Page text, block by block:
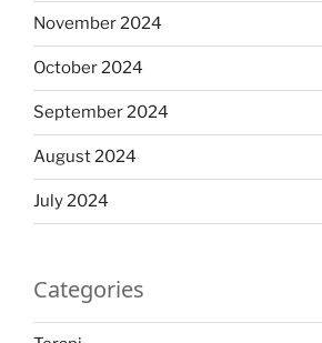
November 2024
October 2024
September 2024
August 2024
July 2024
Categories